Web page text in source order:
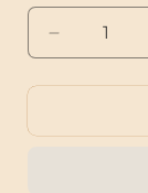
Réduire
la
quantité
La